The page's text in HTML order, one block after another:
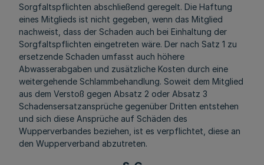
Sorgfaltspflichten abschließend geregelt. Die Haftung
eines Mitglieds ist nicht gegeben, wenn das Mitglied
nachweist, dass der Schaden auch bei Einhaltung der
Sorgfaltspflichten eingetreten wäre. Der nach Satz 1 zu
ersetzende Schaden umfasst auch höhere
Abwasserabgaben und zusätzliche Kosten durch eine
weitergehende Schlammbehandlung. Soweit dem Mitglied
aus dem Verstoß gegen Absatz 2 oder Absatz 3
Schadensersatzansprüche gegenüber Dritten entstehen
und sich diese Ansprüche auf Schäden des
Wupperverbandes beziehen, ist es verpflichtet, diese an
den Wupperverband abzutreten.